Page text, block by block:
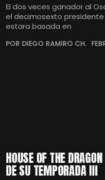
El dos veces ganador al
el decimosexto presidente
estara basada en
POR DIEGO RAMIRO CH.
HOUSE OF THE
DE SU TEMPORADA III